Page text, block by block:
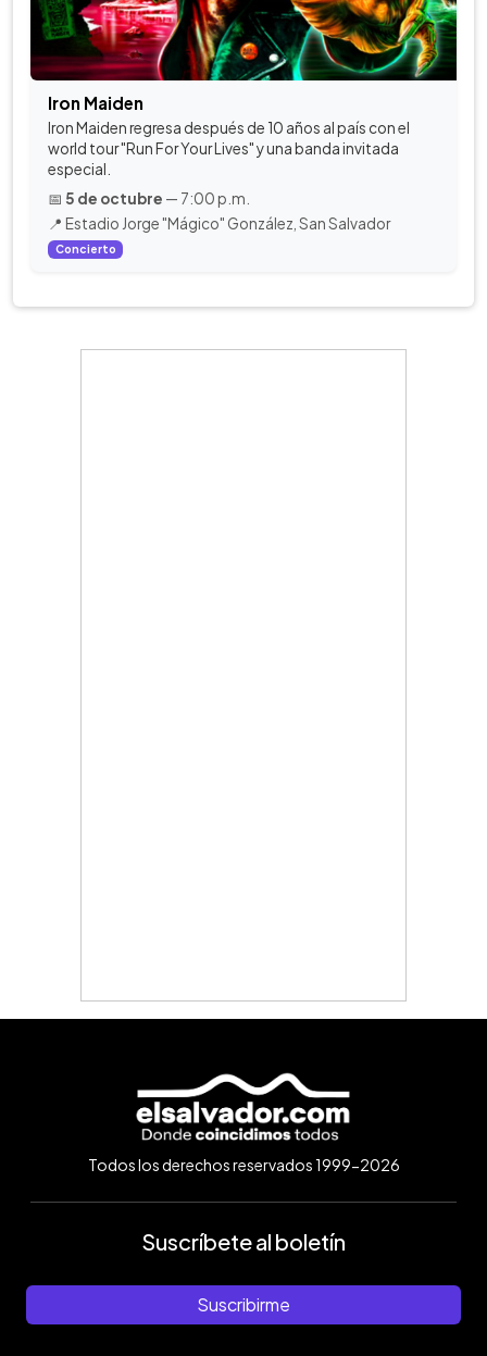
Iron Maiden
Iron Maiden regresa después de 10 años al país con el
world tour "Run For Your Lives" y una banda invitada
especial.
📅 5 de octubre — 7:00 p.m.
📍 Estadio Jorge "Mágico" González, San Salvador
Concierto
Todos los derechos reservados 1999-2026
Suscríbete al boletín
Suscribirme